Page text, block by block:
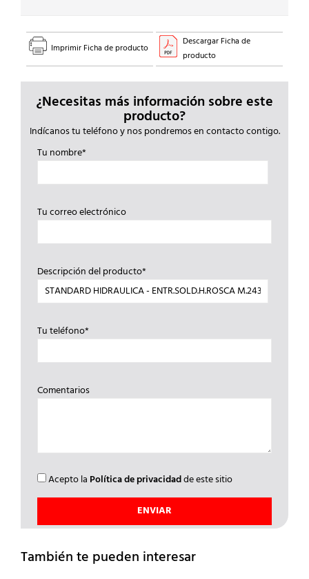
Imprimir Ficha de producto
Descargar Ficha de
producto
¿Necesitas más información sobre este
producto?
Indícanos tu teléfono y nos pondremos en contacto contigo.
Tu nombre*
Tu correo electrónico
Descripción del producto*
Tu teléfono*
Comentarios
Acepto la Política de privacidadde este sitio
También te pueden interesar